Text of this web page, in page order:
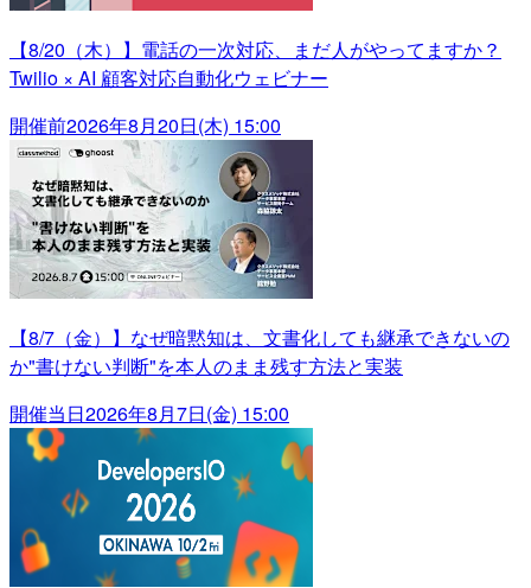
【8/20（木）】電話の一次対応、まだ人がやってますか？
Twilio × AI 顧客対応自動化ウェビナー
開催前2026年8月20日(木) 15:00
【8/7（金）】なぜ暗黙知は、文書化しても継承できないの
か"書けない判断"を本人のまま残す方法と実装
開催当日2026年8月7日(金) 15:00